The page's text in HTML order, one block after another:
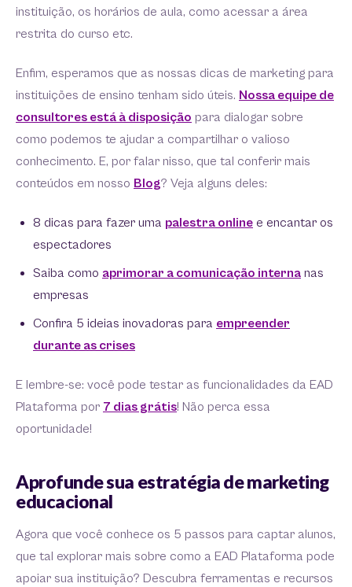
instituição, os horários de aula, como acessar a área
restrita do curso etc.
Enfim, esperamos que as nossas dicas de marketing para
instituições de ensino tenham sido úteis. Nossa equipe de
consultores está à disposição para dialogar sobre
como podemos te ajudar a compartilhar o valioso
conhecimento. E, por falar nisso, que tal conferir mais
conteúdos em nosso Blog? Veja alguns deles:
8 dicas para fazer uma palestra online e encantar os
espectadores
Saiba como aprimorar a comunicação interna nas
empresas
Confira 5 ideias inovadoras para empreender
durante as crises
E lembre-se: você pode testar as funcionalidades da EAD
Plataforma por 7 dias grátis! Não perca essa
oportunidade!
Aprofunde sua estratégia de marketing
educacional
Agora que você conhece os 5 passos para captar alunos,
que tal explorar mais sobre como a EAD Plataforma pode
apoiar sua instituição? Descubra ferramentas e recursos